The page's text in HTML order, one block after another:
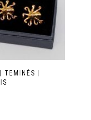
TEMINĖS |